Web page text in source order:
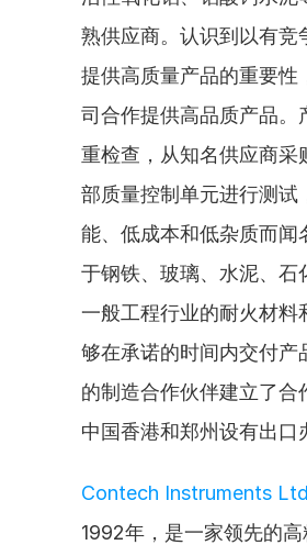
熟供应商。认识到以有竞
提供高质量产品的重要性
司合作提供高品质产品。
重检查，从知名供应商采
部质量控制单元进行测试
能、低成本和低杂质而闻
于钢铁、玻璃、水泥、石
一般工程行业的耐火材料
够在承诺的时间内交付产
的制造合作伙伴建立了合
中国香港和郑州设有出口
Contech Instruments
1992年，是一家领先的